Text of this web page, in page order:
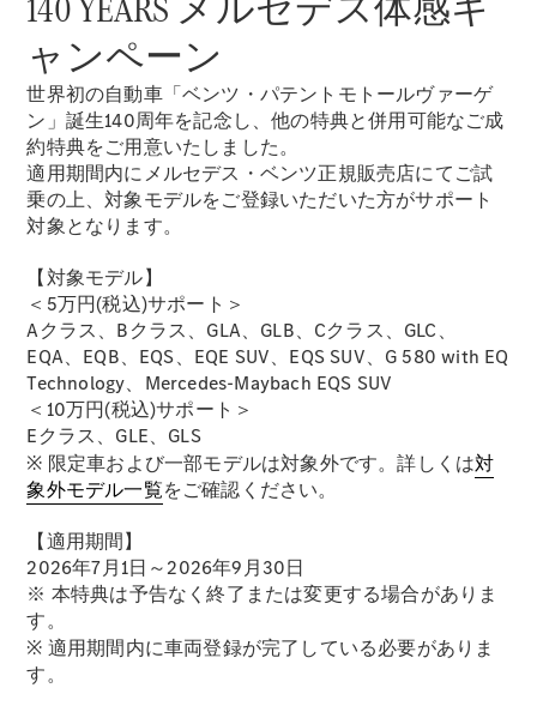
Sedan
All Sedan
Sedan
CLA
Sedan
New
C-Class
Sedan
EQS
Sedan
電気
E-Class
Sedan
S-Class
Sedan
S-Class
Sedan
Long
New
Maybach
New
ャンペーン
世界初の自動車「ベンツ・パテントモトールヴァーゲ
ン」誕生140周年を記念し、他の特典と併用可能なご成
約特典をご用意いたしました。
適用期間内にメルセデス・ベンツ正規販売店にてご試
乗の上、対象モデルをご登録いただいた方がサポート
対象となります。
【対象モデル】
＜5万円(税込)サポート＞
Aクラス、Bクラス、GLA、GLB、Cクラス、GLC、
EQA、EQB、EQS、EQE SUV、EQS SUV、G 580 with EQ
Technology、Mercedes-Maybach EQS SUV
＜10万円(税込)サポート＞
Eクラス、GLE、GLS
※ 限定車および一部モデルは対象外です。詳しくは対
象外モデル一覧をご確認ください。
【適用期間】
2026年7月1日～2026年9月30日
※ 本特典は予告なく終了または変更する場合がありま
す。
※ 適用期間内に車両登録が完了している必要がありま
す。